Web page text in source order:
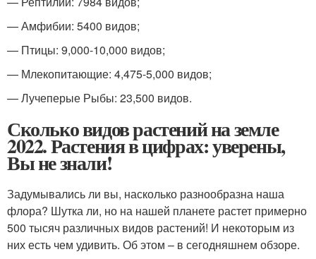
— Амфибии: 5400 видов;
— Птицы: 9,000-10,000 видов;
— Млекопитающие: 4,475-5,000 видов;
— Лучеперые Рыбы: 23,500 видов.
Сколько видов растений на земле
2022. Растения в цифрах: уверены,
Вы не знали!
Задумывались ли вы, насколько разнообразна наша
флора? Шутка ли, но на нашей планете растет примерно
500 тысяч различных видов растений! И некоторым из
них есть чем удивить. Об этом – в сегодняшнем обзоре.